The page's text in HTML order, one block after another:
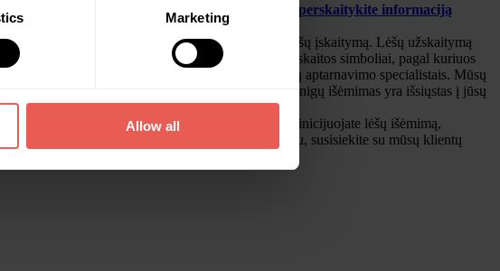
Marketing
Allow all
reikia pagalbos suprasti, kaip naudoti šį įrankį, perskaitykite informaciją
specialistais.
jums yra išsiunčiamas el. laiškas, patvirtinantis lėšų įskaitymą. Lėšų užskaitymą
el. laiške rodomi pirmieji ir paskutiniai banko sąskaitos simboliai, pagal kuriuos
Jei ne, nedelsdami susisiekite su mūsų klientų aptarnavimo specialistais. Mūsų
išėmimas. Gavę tokį laišką, įsitikinkite, kad pinigų išėmimas yra išsiųstas į jūsų
kad tikrai jūs pridėjote naują banko sąskaitą ir į ją inicijuojate lėšų išėmimą,
lėšų išvedimas būtų patvirtintas greičiau, susisiekite su mūsų klientų